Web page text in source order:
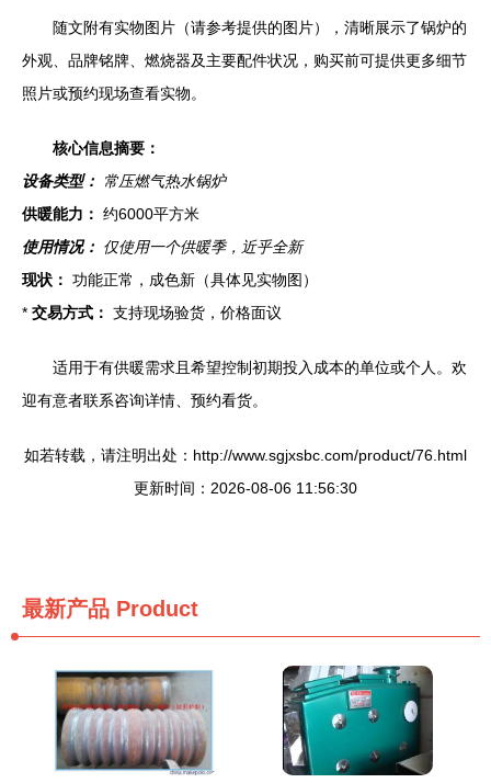
随文附有实物图片（请参考提供的图片），清晰展示了锅炉的
外观、品牌铭牌、燃烧器及主要配件状况，购买前可提供更多细节
照片或预约现场查看实物。
核心信息摘要：
设备类型：
常压燃气热水锅炉
供暖能力： 约6000平方米
使用情况： 仅使用一个供暖季，近乎全新
现状： 功能正常，成色新（具体见实物图）
* 交易方式： 支持现场验货，价格面议
适用于有供暖需求且希望控制初期投入成本的单位或个人。欢
迎有意者联系咨询详情、预约看货。
如若转载，请注明出处：http://www.sgjxsbc.com/product/76.html
更新时间：2026-08-06 11:56:30
最新产品 Product